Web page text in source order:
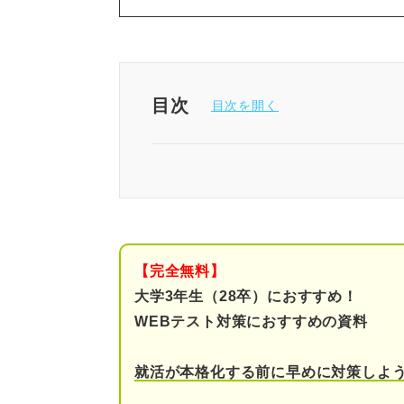
目次
問題2（難易度：
問題4（難易度：
【完全無料】
大学3年生（28卒）におすすめ！
WEBテスト対策におすすめの資料
就活が本格化する前に早めに対策しよう